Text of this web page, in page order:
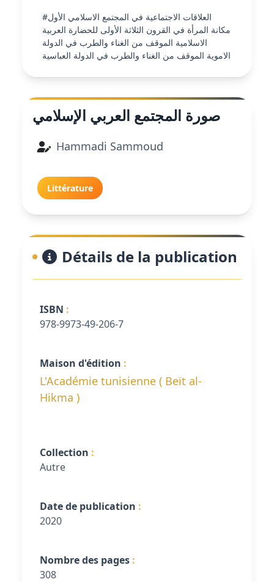
#العلاقات الاجتماعية في المجتمع الاسلامي الأول
مكانة المرأة في القرون الثلاثة الأولى للحضارة العربية
الاسلامية الموقف من الغناء والطرب في الدولة
الاموية الموقف من الغناء والطرب في الدولة العباسية
صورة المجتمع العربي الإسلامي
Hammadi Sammoud
Littérature
Détails de la publication
ISBN
978-9973-49-206-7
Maison d'édition
L'Académie tunisienne ( Beït al-
Hikma )
Collection
Autre
Date de publication
2020
Nombre des pages
308